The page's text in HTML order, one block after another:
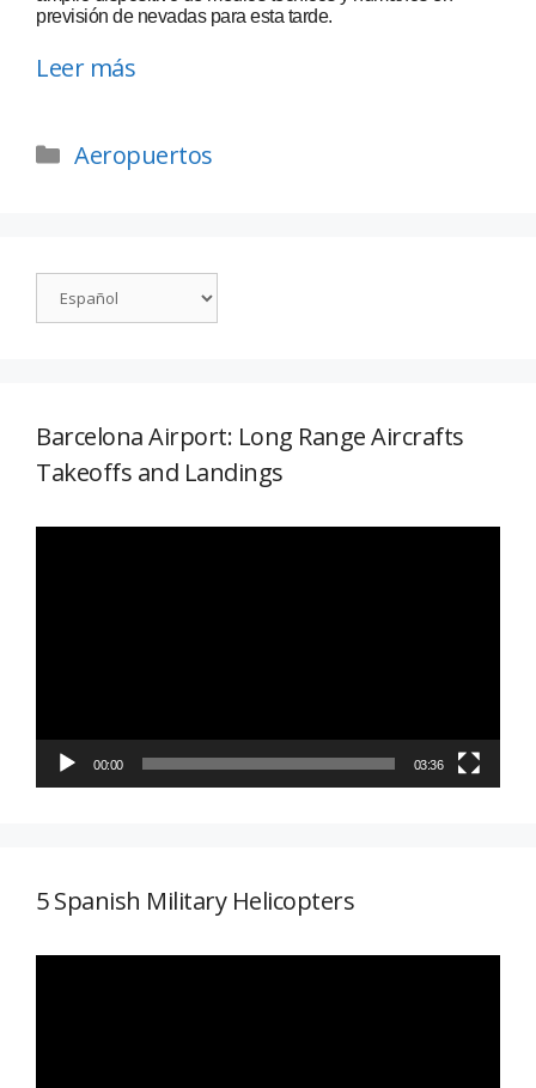
previsión de nevadas para esta tarde.
Leer más
Aeropuertos
Barcelona Airport: Long Range Aircrafts
Takeoffs and Landings
00:00 03:36
5 Spanish Military Helicopters